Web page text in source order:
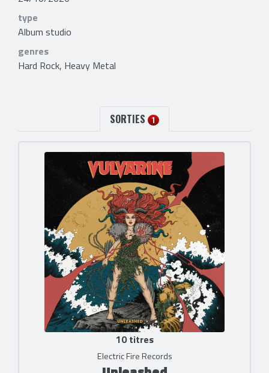
type
Album studio
genres
Hard Rock, Heavy Metal
SORTIES 1
10 titres
Electric Fire Records